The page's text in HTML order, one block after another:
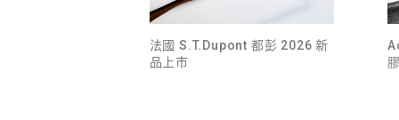
法國 S.T.Dupont 都彭 2026 新
品上市